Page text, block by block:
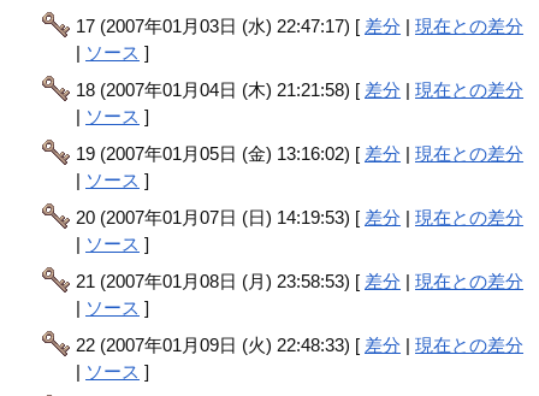
17 (2007年01月03日 (水) 22:47:17) [ 差分 |現在との差分
| ソース ]
18 (2007年01月04日 (木) 21:21:58) [ 差分 |現在との差分
| ソース ]
19 (2007年01月05日 (金) 13:16:02) [ 差分 |現在との差分
| ソース ]
20 (2007年01月07日 (日) 14:19:53) [ 差分 |現在との差分
| ソース ]
21 (2007年01月08日 (月) 23:58:53) [ 差分 |現在との差分
| ソース ]
22 (2007年01月09日 (火) 22:48:33) [ 差分 |現在との差分
| ソース ]